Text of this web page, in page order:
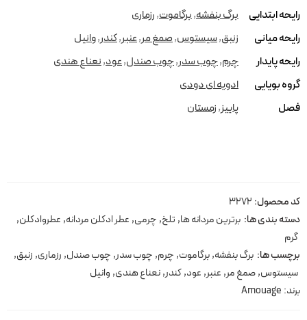
رایحه ابتدایی
برگ بنفشه,برگاموت,رزماری
رایحه میانی
زنبق,سیستوس,صمغ مر,عنبر,کندر,وانیل
رایحه پایدار
چرم,چوب سدر,چوب صندل,عود,نعناع هندی
گروه بویایی
ادویه ای دودی
فصل
پاییز,زمستان
کد محصول: 3272
دسته بندی ها: برترین مردانه ها, تلخ, چرمی, عطر ادکلن مردانه, عطروادکلن,
گرم
برچسب ها: برگ بنفشه,برگاموت, چرم, چوب سدر, چوب صندل, رزماری, زنبق,
سیستوس,صمغ مر, عنبر, عود,کندر,نعناع هندی, وانیل
برند: Amouage